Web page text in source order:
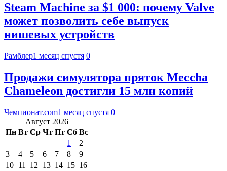
Steam Machine за $1 000: почему Valve
может позволить себе выпуск
нишевых устройств
Рамблер1 месяц спустя 0
Продажи симулятора пряток Meccha
Chameleon достигли 15 млн копий
Чемпионат.com1 месяц спустя 0
Август 2026
Пн Вт Ср Чт Пт Сб Вс
1
2
3
4 5 6 7 8
9
10 11 12 13 14 15 16